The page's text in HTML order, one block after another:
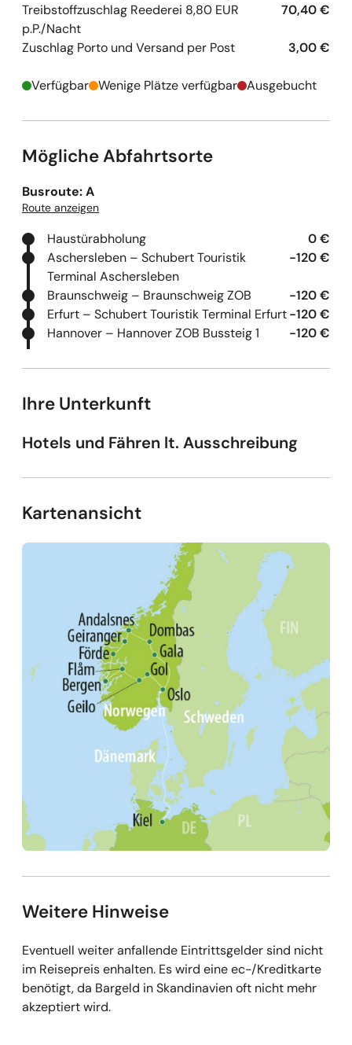
Treibstoffzuschlag Reederei 8,80 EUR
p.P./Nacht
70,40 €
Zuschlag Porto und Versand per Post 3,00 €
Verfügbar Wenige Plätze verfügbar Ausgebucht
Mögliche Abfahrtsorte
Busroute: A
Route anzeigen
Haustürabholung
0 €
Aschersleben – Schubert Touristik
Terminal Aschersleben
-120 €
Braunschweig – Braunschweig ZOB
-120 €
Erfurt – Schubert Touristik Terminal Erfurt-120 €
Hannover – Hannover ZOB Bussteig 1
-120 €
Ihre Unterkunft
Hotels und Fähren lt. Ausschreibung
Kartenansicht
Weitere Hinweise
Eventuell weiter anfallende Eintrittsgelder sind nicht
im Reisepreis enhalten. Es wird eine ec-/Kreditkarte
benötigt, da Bargeld in Skandinavien oft nicht mehr
akzeptiert wird.